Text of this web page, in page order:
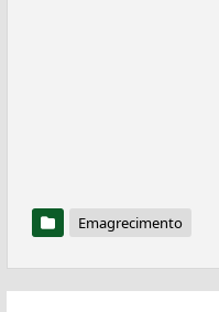
Emagrecimento